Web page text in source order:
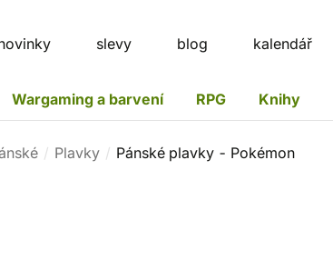
slevy blog kalendář
Wargaming a barvení RPG Knihy
Plavky Pánské plavky - Pokémon